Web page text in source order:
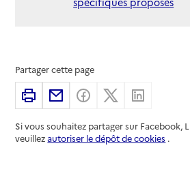
Partager cette page
ImprimerPartager par email
Partager surPartager sur X
Si vous souhaitez partager sur Facebook,
veuillezautoriser le dépôt de cookies .